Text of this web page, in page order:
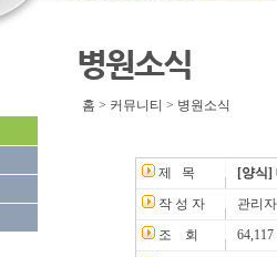
병원소식
홈 > 커뮤니티 > 병원소식
제 목
[양식]
작 성 자
관리자
조 회
64,117